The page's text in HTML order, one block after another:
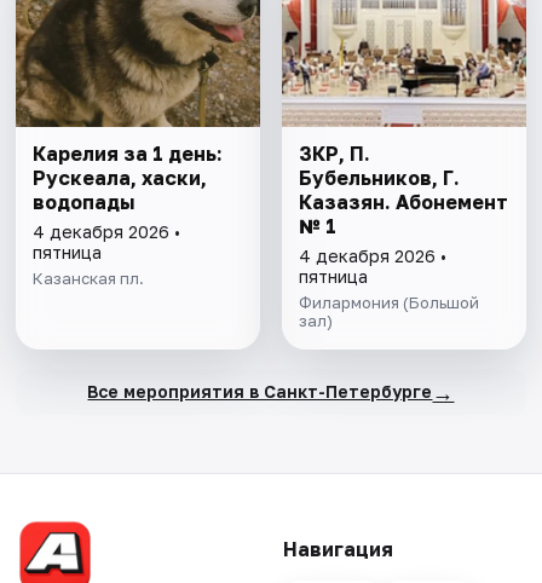
Карелия за 1 день:
Рускеала, хаски,
водопады
4 декабря 2026 •
пятница
Казанская пл.
ЗКР, П.
Бубельников, Г.
Казазян. Абонемент
№ 1
4 декабря 2026 •
пятница
Филармония (Большой
зал)
Все мероприятия в Санкт-Петербурге →
Навигация